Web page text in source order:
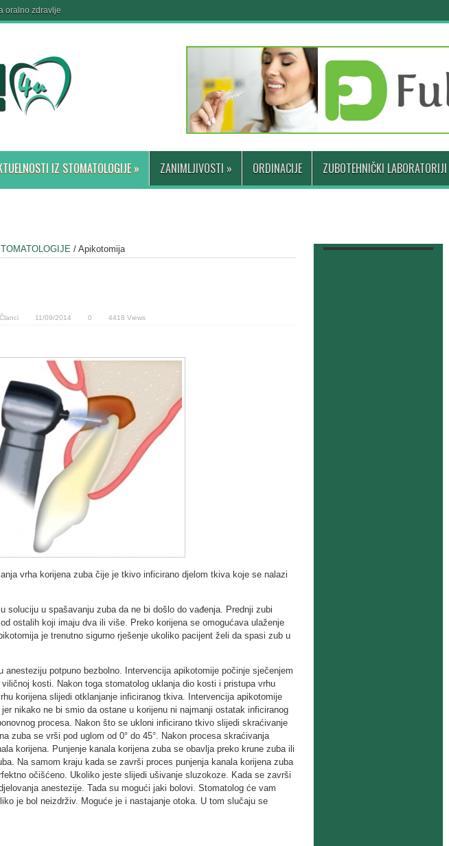
oralno zdravlje
IZ STOMATOLOGIJE » ZANIMLJIVOSTI » ORDINACIJE ZUBOTEHNIČKI LABORATORIJI
/ Apikotomija
Članci 11/09/2014 0 4418 Views
vrha korijena zuba čije je tkivo inficirano djelom tkiva koje se nalazi
soluciju u spašavanju zuba da ne bi došlo do vađenja. Prednji zubi
ostalih koji imaju dva ili više. Preko korijena se omogućava ulaženje
je trenutno sigurno rješenje ukoliko pacijent želi da spasi zub u
anesteziju potpuno bezbolno. Intervencija apikotomije počinje sječenjem
kosti. Nakon toga stomatolog uklanja dio kosti i pristupa vrhu
korijena slijedi otklanjanje inficiranog tkiva. Intervencija apikotomije
nikako ne bi smio da ostane u korijenu ni najmanji ostatak inficiranog
procesa. Nakon što se ukloni inficirano tkivo slijedi skraćivanje
zuba se vrši pod uglom od 0° do 45°. Nakon procesa skraćivanja
korijena. Punjenje kanala korijena zuba se obavlja preko krune zuba ili
Na samom kraju kada se završi proces punjenja kanala korijena zuba
očišćeno. Ukoliko jeste slijedi ušivanje sluzokoze. Kada se završi
anestezije. Tada su mogući jaki bolovi. Stomatolog će vam
je bol neizdrživ. Moguće je i nastajanje otoka. U tom slučaju se